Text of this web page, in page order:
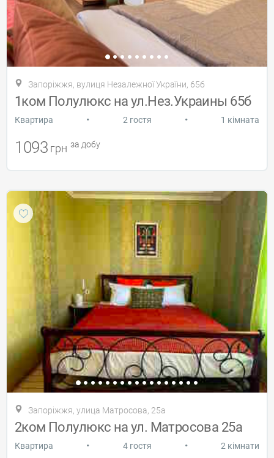
Запоріжжя, вулиця Незалежної України, 65б
1ком Полулюкс на ул.Нез.Украины 65б
Квартира • 2 гостя • 1 кімната
1093 грн за добу
Запоріжжя, улица Матросова, 25а
2ком Полулюкс на ул. Матросова 25а
Квартира • 4 гостя • 2 кімнати